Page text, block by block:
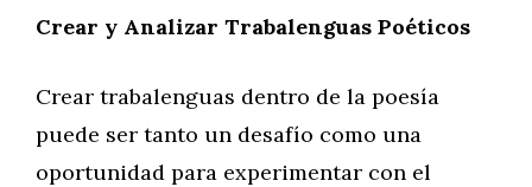
Crear y Analizar Trabalenguas Poéticos
Crear trabalenguas dentro de la poesía
puede ser tanto un desafío como una
oportunidad para experimentar con el